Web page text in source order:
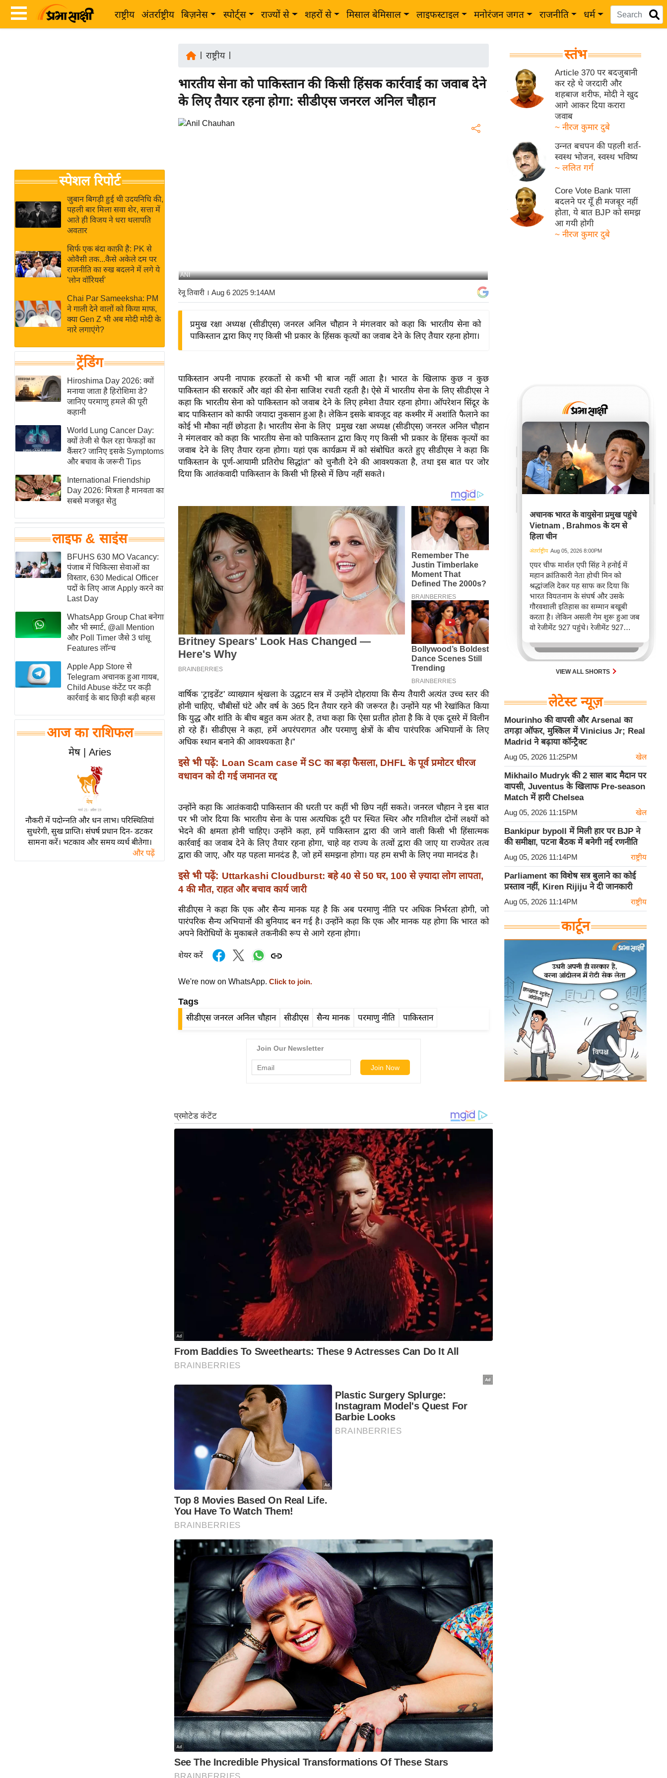
राष्ट्रीय अंतर्राष्ट्रीय बिज़नेस स्पोर्ट्स राज्यों से शहरों से मिसाल बेमिसाल लाइफस्टाइल मनोरंजन जगत राजनीति धर्म
Breaking
News in
Hindi
Hindi
Hindi
जगत
राय
बजट
क्रिकेट
IPL
ई-पेपर
मिसाल बेमिसाल
यंग इंडिया
साहित्य जगत
ऑटो वर्ल्ड
न्यूज ब्रीफ
बॉलीवुड
हॉलीवुड
फिल्म समीक्षा
Breaking
News
टेक्नॉलॉजी
ब्यूटी/फैशन
घरेलू नुस्खे
पर्यटन स्थल
फिटनेस मंत्रा
रिलेशनशिप
राजनीति
विश्लेषण
समसामयिक
मातृभूमि
स्तंभ
आई.
चाय पर
समीक्षा
धर्मस्थल
व्रत
स्पेशल रिपोर्ट
जुबान बिगड़ी हुई थी उदयनिधि की,
पहली बार मिला सवा शेर, सत्ता में
आते ही विजय ने धरा थलापति
अवतार
सिर्फ एक बंदा काफ़ी है: PK से
ओवैसी तक...कैसे अकेले दम पर
राजनीति का रुख बदलने में लगे ये
'लोन वॉरियर्स'
Chai Par Sameeksha: PM
ने गाली देने वालों को किया माफ,
क्या Gen Z भी अब मोदी मोदी के
नारे लगाएंगे?
ट्रेंडिंग
Hiroshima Day 2026: क्यों
मनाया जाता है हिरोशिमा डे?
जानिए परमाणु हमले की पूरी
कहानी
World Lung Cancer Day:
क्यों तेजी से फैल रहा फेफड़ों का
कैंसर? जानिए इसके Symptoms
और बचाव के जरूरी Tips
International Friendship
Day 2026: मित्रता है मानवता का
सबसे मजबूत सेतु
लाइफ & साइंस
BFUHS 630 MO Vacancy:
पंजाब में चिकित्सा सेवाओं का
विस्तार, 630 Medical Officer
पदों के लिए आज Apply करने का
Last Day
WhatsApp Group Chat बनेगा
और भी स्मार्ट, @all Mention
और Poll Timer जैसे 3 धांसू
Features लॉन्च
Apple App Store से
Telegram अचानक हुआ गायब,
Child Abuse कंटेंट पर कड़ी
कार्रवाई के बाद छिड़ी बड़ी बहस
आज का राशिफल
मेष | Aries
नौकरी में पदोन्नति और धन लाभ। परिस्थितियां
सुधरेगी, सुख प्राप्ति। संघर्ष प्रधान दिन- डटकर
सामना करें। भटकाव और समय व्यर्थ बीतेगा।
और पढ़ें
राष्ट्रीय|
भारतीय सेना को पाकिस्तान की किसी हिंसक कार्रवाई का जवाब देने
के लिए तैयार रहना होगा: सीडीएस जनरल अनिल चौहान
ANI
रेनू तिवारी । Aug 6 2025 9:14AM
प्रमुख रक्षा अध्यक्ष (सीडीएस) जनरल अनिल चौहान ने मंगलवार को कहा कि भारतीय सेना को
पाकिस्तान द्वारा किए गए किसी भी प्रकार के हिंसक कृत्यों का जवाब देने के लिए तैयार रहना होगा।
पाकिस्तान अपनी नापाक हरकतों से कभी भी बाज नहीं आता है। भारत के खिलाफ कुछ न कुछ
पाकिस्तान की सरकारें और वहां की सेना साजिश रचती रहती है। ऐसे में भारतीय सेना के लिए सीडीएस ने
कहा कि भारतीय सेना को पाकिस्तान को जवाब देने के लिए हमेशा तैयार रहना होगा। ऑपरेशन सिंदूर के
बाद पाकिस्तान को काफी जयादा नुकसान हुआ है। लेकिन इसके बावजूद वह कश्मीर में अशांति फैलाने का
कोई भी मौका नहीं छोड़ता है। भारतीय सेना के लिए प्रमुख रक्षा अध्यक्ष (सीडीएस) जनरल अनिल चौहान
ने मंगलवार को कहा कि भारतीय सेना को पाकिस्तान द्वारा किए गए किसी भी प्रकार के हिंसक कृत्यों का
जवाब देने के लिए तैयार रहना होगा। यहां एक कार्यक्रम में को संबोधित करते हुए सीडीएस ने कहा कि
पाकिस्तान के पूर्ण-आयामी प्रतिरोध सिद्धांत” को चुनौती देने की आवश्यकता है, तथा इस बात पर जोर
दिया कि आतंकवादी पाकिस्तान के किसी भी हिस्से में छिप नहीं सकते।
वार्षिक ‘ट्राइडेंट’ व्याख्यान श्रृंखला के उद्घाटन सत्र में उन्होंने दोहराया कि सैन्य तैयारी अत्यंत उच्च स्तर की
होनी चाहिए, चौबीसों घंटे और वर्ष के 365 दिन तैयार रहने की जरूरत है। उन्होंने यह भी रेखांकित किया
कि युद्ध और शांति के बीच बहुत कम अंतर है, तथा कहा कि ऐसा प्रतीत होता है कि वे एक दूसरे में विलीन
हो रहे हैं। सीडीएस ने कहा, हमें अपरंपरागत और परमाणु क्षेत्रों के बीच पारंपरिक अभियानों के लिए
अधिक स्थान बनाने की आवश्यकता है।”
इसे भी पढ़ें: Loan Scam case में SC का बड़ा फैसला, DHFL के पूर्व प्रमोटर धीरज
वधावन को दी गई जमानत रद्द
उन्होंने कहा कि आतंकवादी पाकिस्तान की धरती पर कहीं भी छिप नहीं सकते। जनरल चौहान ने इस बात
पर भी जोर दिया कि भारतीय सेना के पास अत्यधिक दूरी पर स्थित स्थिर और गतिशील दोनों लक्ष्यों को
भेदने की क्षमता होनी चाहिए। उन्होंने कहा, हमें पाकिस्तान द्वारा की जाने वाली किसी भी हिंसात्मक
कार्रवाई का जवाब देने के लिए तैयार रहना होगा, चाहे वह राज्य के तत्वों द्वारा की जाए या राज्येतर तत्व
द्वारा की जाए, और यह पहला मानदंड है, जो हमें समझना होगा। यह हम सभी के लिए नया मानदंड है।
इसे भी पढ़ें: Uttarkashi Cloudburst: बहे 40 से 50 घर, 100 से ज़्यादा लोग लापता,
4 की मौत, राहत और बचाव कार्य जारी
सीडीएस ने कहा कि एक और सैन्य मानक यह है कि अब परमाणु नीति पर अधिक निर्भरता होगी, जो
पारंपरिक सैन्य अभियानों की बुनियाद बन गई है। उन्होंने कहा कि एक और मानक यह होगा कि भारत को
अपने विरोधियों के मुकाबले तकनीकी रूप से आगे रहना होगा।
शेयर करें
We're now on WhatsApp. Click to join.
Tags
सीडीएस जनरल अनिल चौहान सीडीएस सैन्य मानक परमाणु नीति पाकिस्तान
स्तंभ
Article 370 पर बदजुबानी
कर रहे थे जरदारी और
शहबाज शरीफ, मोदी ने खुद
आगे आकर दिया करारा
जवाब
~ नीरज कुमार दुबे
उन्नत बचपन की पहली शर्त-
स्वस्थ भोजन, स्वस्थ भविष्य
~ ललित गर्ग
Core Vote Bank पाला
बदलने पर यूँ ही मजबूर नहीं
होता, ये बात BJP को समझ
आ गयी होगी
~ नीरज कुमार दुबे
अचानक भारत के वायुसेना प्रमुख पहुंचे
Vietnam , Brahmos के दम से
हिला चीन
अंतर्राष्ट्रीय Aug 05, 2026 8:00PM
एयर चीफ मार्शल एपी सिंह ने हनोई में
महान क्रांतिकारी नेता होची मिन को
श्रद्धांजलि देकर यह साफ कर दिया कि
भारत वियतनाम के संघर्ष और उसके
गौरवशाली इतिहास का सम्मान बखूबी
करता है। लेकिन असली गेम शुरू हुआ जब
वो रेजीमेंट 927 पहुंचे। रेजीमेंट 927
एयर चीफ ने सीधे वियतनामी फाइटर
पायलट से बातचीत की। वियतनाम भी सुई
30 एम के भी उड़ाता है और भारत के पास
VIEW ALL SHORTS
लेटेस्ट न्यूज़
Mourinho की वापसी और Arsenal का
तगड़ा ऑफर, मुश्किल में Vinicius Jr; Real
Madrid ने बढ़ाया कॉन्ट्रैक्ट
Aug 05, 2026 11:25PM खेल
Mikhailo Mudryk की 2 साल बाद मैदान पर
वापसी, Juventus के खिलाफ Pre-season
Match में हारी Chelsea
Aug 05, 2026 11:15PM खेल
Bankipur bypoll में मिली हार पर BJP ने
की समीक्षा, पटना बैठक में बनेगी नई रणनीति
Aug 05, 2026 11:14PM राष्ट्रीय
Parliament का विशेष सत्र बुलाने का कोई
प्रस्ताव नहीं, Kiren Rijiju ने दी जानकारी
Aug 05, 2026 11:14PM राष्ट्रीय
कार्टून